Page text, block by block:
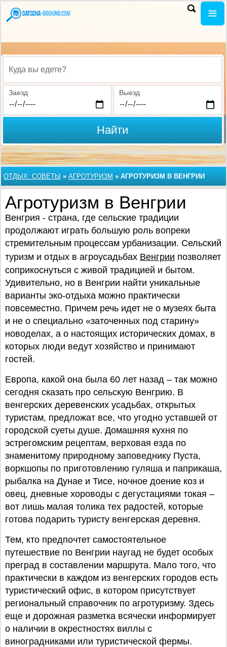
Куда вы едете?
Заезд Выезд
Найти
ОТДЫХ: СОВЕТЫ » АГРОТУРИЗМ » АГРОТУРИЗМ В ВЕНГРИИ
Агротуризм в Венгрии
Венгрия - страна, где сельские традиции
продолжают играть большую роль вопреки
стремительным процессам урбанизации. Сельский
туризм и отдых в агроусадьбах Венгрии позволяет
соприкоснуться с живой традицией и бытом.
Удивительно, но в Венгрии найти уникальные
варианты эко-отдыха можно практически
повсеместно. Причем речь идет не о музеях быта
и не о специально «заточенных под старину»
новоделах, а о настоящих исторических домах, в
которых люди ведут хозяйство и принимают
гостей.
Европа, какой она была 60 лет назад – так можно
сегодня сказать про сельскую Венгрию. В
венгерских деревенских усадьбах, открытых
туристам, предложат все, что угодно уставшей от
городской суеты душе. Домашняя кухня по
эстрегомским рецептам, верховая езда по
знаменитому природному заповеднику Пуста,
воркшопы по приготовлению гуляша и паприкаша,
рыбалка на Дунае и Тисе, ночное доение коз и
овец, дневные хороводы с дегустациями токая –
вот лишь малая толика тех радостей, которые
готова подарить туристу венгерская деревня.
Тем, кто предпочтет самостоятельное
путешествие по Венгрии наугад не будет особых
преград в составлении маршрута. Мало того, что
практически в каждом из венгерских городов есть
туристический офис, в котором присутствует
региональный справочник по агротуризму. Здесь
еще и дорожная разметка всячески информирует
о наличии в окрестностях виллы с
виноградниками или туристической фермы.